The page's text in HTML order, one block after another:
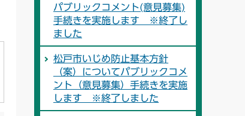
パブリックコメント(意見募集)
手続きを実施します ※終了し
ました
松戸市いじめ防止基本方針
（案）についてパブリックコメ
ント（意見募集）手続きを実施
します ※終了しました